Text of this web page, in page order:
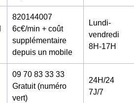
820144007
6c€/min + coût
supplémentaire
depuis un mobile
Lundi-
vendredi
8H-17H
09 70 83 33 33
Gratuit (numéro
vert)
24H/24
7J/7